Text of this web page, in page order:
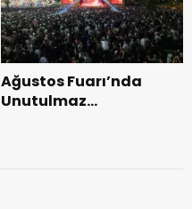
Ağustos Fuarı’nda
Unutulmaz